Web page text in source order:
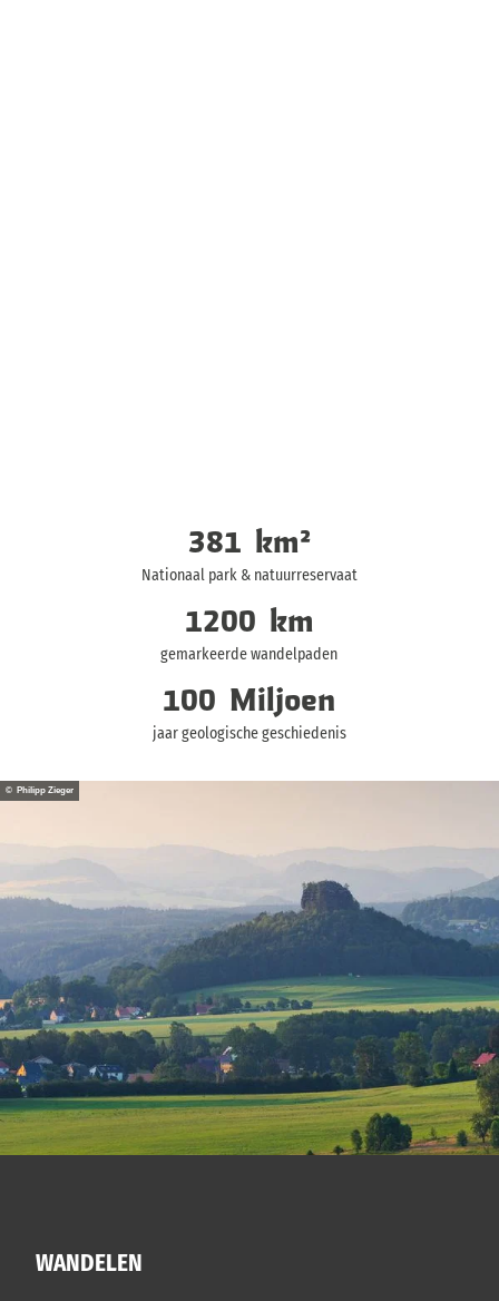
381 km²
Nationaal park & natuurreservaat
1200 km
gemarkeerde wandelpaden
100 Miljoen
jaar geologische geschiedenis
WANDELEN
© Philipp Zieger